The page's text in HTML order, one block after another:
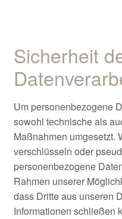
Sicherheit
Um personenbezogene
sowohl technische als
Maßnahmen umgesetzt.
verschlüsseln oder
personenbezogene
Rahmen unserer
dass Dritte aus unseren
Informationen schließen